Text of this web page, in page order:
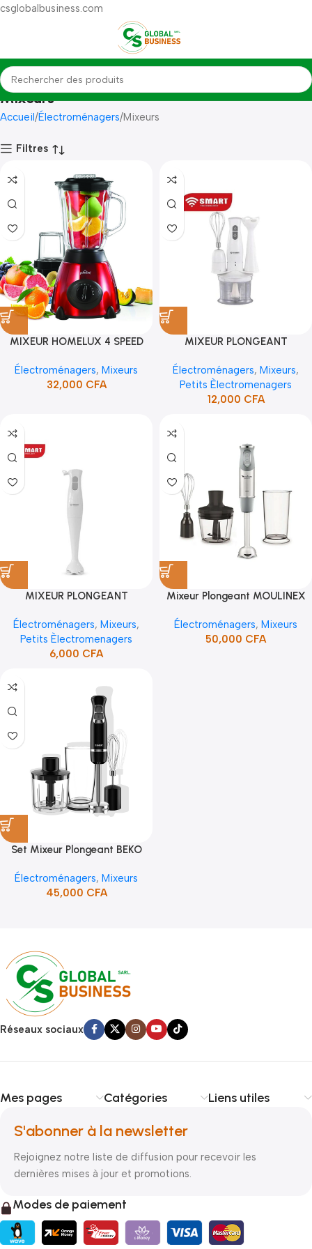
csglobalbusiness.com
Mixeurs
Accueil Électroménagers Mixeurs
Filtres
MIXEUR HOMELUX 4 SPEED
RED
Électroménagers, Mixeurs
32,000 CFA
MIXEUR PLONGEANT
(STPE-871)
Électroménagers, Mixeurs,
Petits Èlectromenagers
12,000 CFA
MIXEUR PLONGEANT
(STPE-871P)
Électroménagers, Mixeurs,
Petits Èlectromenagers
6,000 CFA
Mixeur Plongeant MOULINEX
Électroménagers, Mixeurs
50,000 CFA
Set Mixeur Plongeant BEKO
Électroménagers, Mixeurs
45,000 CFA
Réseaux sociaux
Mes pages Catégories Liens utiles
S'abonner à la newsletter
Rejoignez notre liste de diffusion pour recevoir les
dernières mises à jour et promotions.
Modes de paiement